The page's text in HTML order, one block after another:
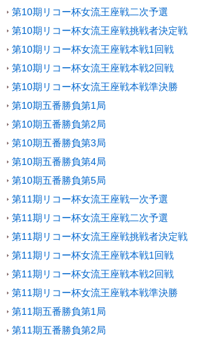
第10期リコー杯女流王座戦二次予選
第10期リコー杯女流王座戦挑戦者決定戦
第10期リコー杯女流王座戦本戦1回戦
第10期リコー杯女流王座戦本戦2回戦
第10期リコー杯女流王座戦本戦準決勝
第10期五番勝負第1局
第10期五番勝負第2局
第10期五番勝負第3局
第10期五番勝負第4局
第10期五番勝負第5局
第11期リコー杯女流王座戦一次予選
第11期リコー杯女流王座戦二次予選
第11期リコー杯女流王座戦挑戦者決定戦
第11期リコー杯女流王座戦本戦1回戦
第11期リコー杯女流王座戦本戦2回戦
第11期リコー杯女流王座戦本戦準決勝
第11期五番勝負第1局
第11期五番勝負第2局